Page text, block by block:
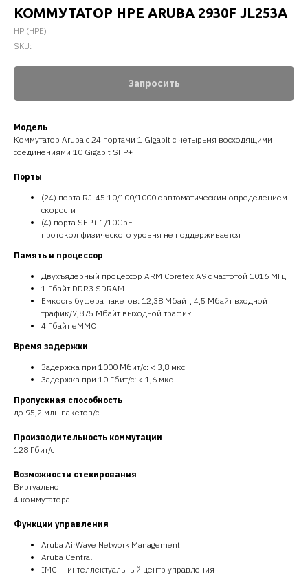
КОММУТАТОР HPE ARUBA 2930F JL253A
HP (HPE)
SKU:
Запросить
Модель
Коммутатор Aruba с 24 портами 1 Gigabit с четырьмя восходящими
соединениями 10 Gigabit SFP+
Порты
(24) порта RJ-45 10/100/1000 с автоматическим определением
скорости
(4) порта SFP+ 1/10GbE
протокол физического уровня не поддерживается
Память и процессор
Двухъядерный процессор ARM Coretex A9 с частотой 1016 МГц
1 Гбайт DDR3 SDRAM
Емкость буфера пакетов: 12,38 Мбайт, 4,5 Мбайт входной
трафик/7,875 Мбайт выходной трафик
4 Гбайт eMMC
Время задержки
Задержка при 1000 Мбит/с: < 3,8 мкс
Задержка при 10 Гбит/с: < 1,6 мкс
Пропускная способность
до 95,2 млн пакетов/с
Производительность коммутации
128 Гбит/с
Возможности стекирования
Виртуально
4 коммутатора
Функции управления
Aruba AirWave Network Management
Aruba Central
IMC — интеллектуальный центр управления